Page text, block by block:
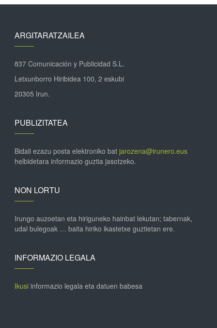
ARGITARATZAILEA
837 Comunicación y Publicidad S.L.
Letxunborro Hiribidea 100, 2 eskubi
20305 Irun.
PUBLIZITATEA
Bidali ezazu posta elektroniko bat jarozena@irunero.eus
helbidetara informazio guztia jasotzeko.
NON LORTU
Irungo auzoetan eta hiriguneko hainbat lekutan; tabernak,
udal bulegoak … baita hiriko ikastetxe guztietan ere.
INFORMAZIO LEGALA
Ikusi informazio legala eta datuen babesa